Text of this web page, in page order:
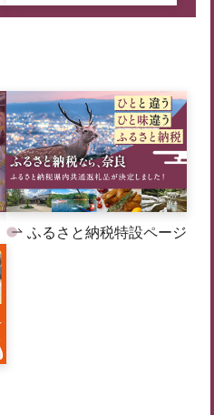
ふるさと納税特設ページ